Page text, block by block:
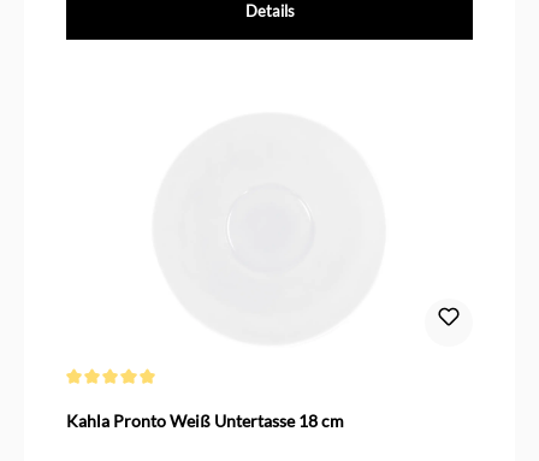
Details
Kahla Pronto Weiß Untertasse 18 cm